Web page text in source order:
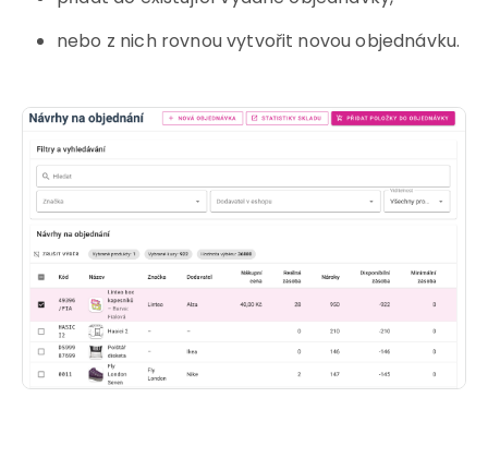
nebo z nich rovnou vytvořit novou objednávku.